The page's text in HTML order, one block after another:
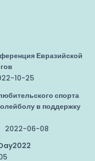
Евразийской
10-25
спорта
в поддержку
2022-06-08